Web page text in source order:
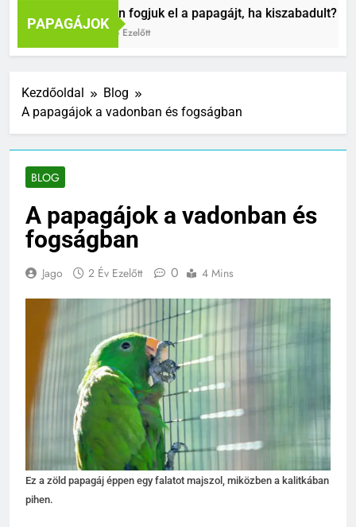
PAPAGÁJOK
Hogyan fogjuk el a papagájt, ha kiszabadult?
9 Hónap Ezelőtt
Kezdőoldal
Blog
A papagájok a vadonban és fogságban
BLOG
A papagájok a vadonban és
fogságban
Jago 2 Év Ezelőtt 0 4 Mins
Ez a zöld papagáj éppen egy falatot majszol, miközben a kalitkában
pihen.